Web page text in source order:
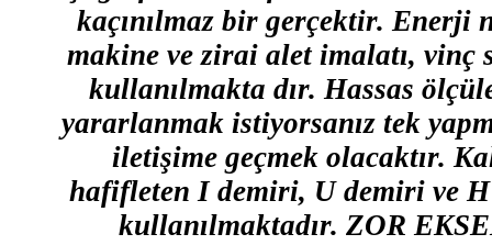
kaçınılmaz bir gerçektir.
makine ve zirai alet imalatı, vinç
kullanılmakta dır. Hassas
yararlanmak istiyorsanız tek
iletişime geçmek olacaktır.
hafifleten I demiri, U demiri ve H
kullanılmaktadır. ZOR